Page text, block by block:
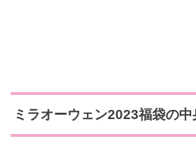
ミラオーウェン2023福袋の